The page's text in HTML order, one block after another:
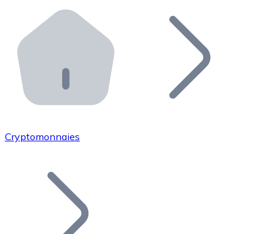
Distributeurs automatiques Bitnovo
Intégrez un ATM Bitnovo dans votre entreprise et
API Bitnovo
Intégrez notre API dans votre écosystème.
Rejoignez notre réseau de distributeurs et
Ajoutez le token de votre projet à notre service
Cryptomonnaies